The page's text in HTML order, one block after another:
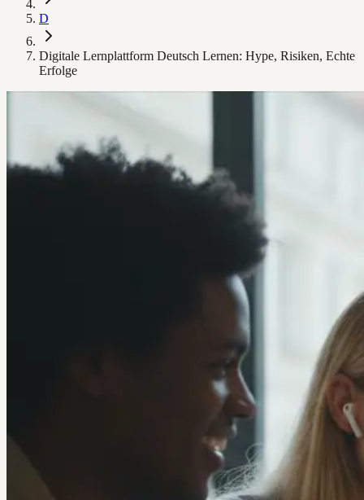
D
Digitale Lernplattform Deutsch Lernen: Hype, Risiken, Echte
Erfolge